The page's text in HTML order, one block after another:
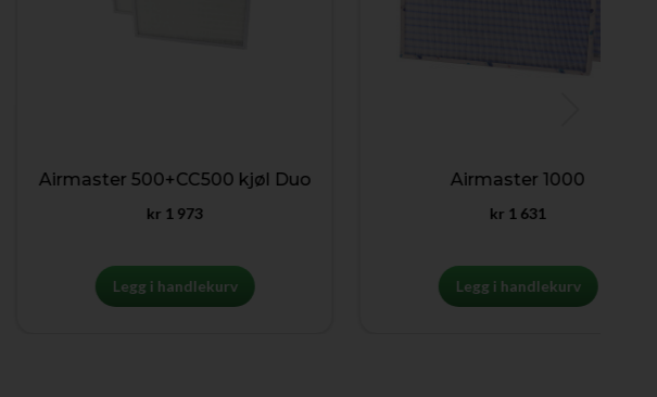
Airmaster 500+CC500 kjøl Duo
1 973
Legg i handlekurv
Airmaster 1000
1 631
Legg i handlekurv